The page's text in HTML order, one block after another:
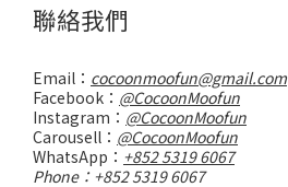
聯絡我們
Email： cocoonmoofun@gmail.com
Facebook： @CocoonMoofun
Instagram： @CocoonMoofun
Carousell： @CocoonMoofun
WhatsApp： +852 5319 6067
Phone：+852 5319 6067